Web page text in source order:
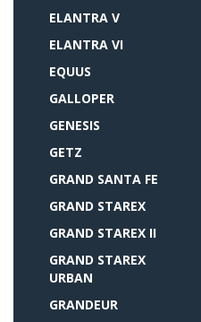
ELANTRA V
ELANTRA VI
EQUUS
GALLOPER
GENESIS
GETZ
GRAND SANTA FE
GRAND STAREX
GRAND STAREX II
GRAND STAREX
URBAN
GRANDEUR